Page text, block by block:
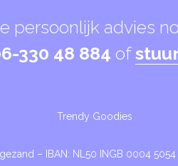
persoonlijk advies
330 48 884 of
Trendy Goodies
– IBAN: NL50 INGB 0004